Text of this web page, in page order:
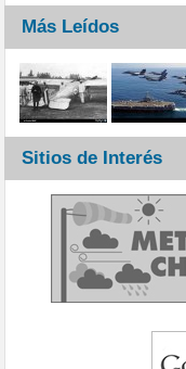
Más Leídos
Sitios de Interés